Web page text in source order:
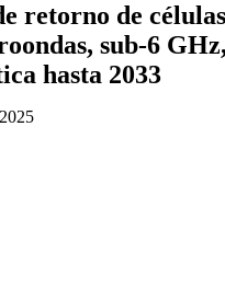
retorno de
sub-6
hasta 2033